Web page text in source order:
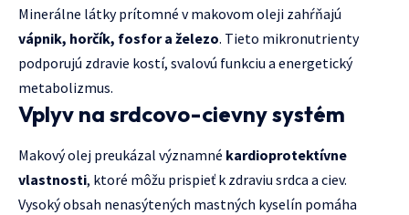
Minerálne látky prítomné v makovom oleji zahŕňajú
vápnik, horčík, fosfor a železo. Tieto mikronutrienty
podporujú zdravie kostí, svalovú funkciu a energetický
metabolizmus.
Vplyv na srdcovo-cievny systém
Makový olej preukázal významné kardioprotektívne
vlastnosti, ktoré môžu prispieť k zdraviu srdca a ciev.
Vysoký obsah nenasýtených mastných kyselín pomáha